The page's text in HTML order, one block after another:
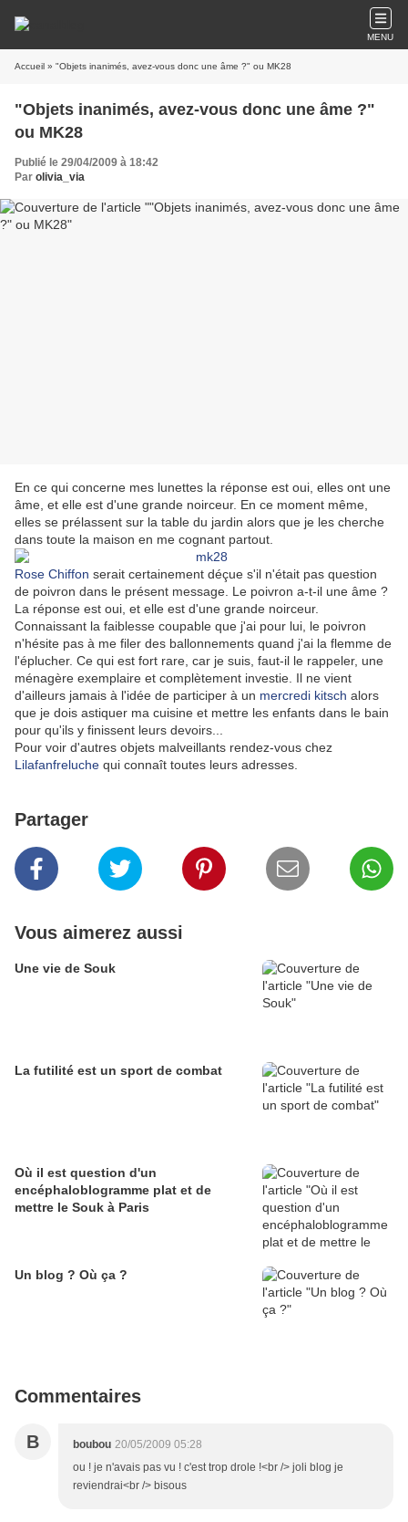
MENU
Accueil » "Objets inanimés, avez-vous donc une âme ?" ou MK28
"Objets inanimés, avez-vous donc une âme ?"
ou MK28
Publié le 29/04/2009 à 18:42
Par olivia_via
En ce qui concerne mes lunettes la réponse est oui, elles ont une
âme, et elle est d'une grande noirceur. En ce moment même,
elles se prélassent sur la table du jardin alors que je les cherche
dans toute la maison en me cognant partout.
Rose Chiffon serait certainement déçue s'il n'était pas question
de poivron dans le présent message. Le poivron a-t-il une âme ?
La réponse est oui, et elle est d'une grande noirceur.
Connaissant la faiblesse coupable que j'ai pour lui, le poivron
n'hésite pas à me filer des ballonnements quand j'ai la flemme de
l'éplucher. Ce qui est fort rare, car je suis, faut-il le rappeler, une
ménagère exemplaire et complètement investie. Il ne vient
d'ailleurs jamais à l'idée de participer à un mercredi kitsch alors
que je dois astiquer ma cuisine et mettre les enfants dans le bain
pour qu'ils y finissent leurs devoirs...
Pour voir d'autres objets malveillants rendez-vous chez
Lilafanfreluche qui connaît toutes leurs adresses.
Partager
Vous aimerez aussi
Une vie de Souk
La futilité est un sport de combat
Où il est question d'un
encéphaloblogramme plat et de
mettre le Souk à Paris
Un blog ? Où ça ?
Commentaires
B boubou 20/05/2009 05:28
ou ! je n'avais pas vu ! c'est trop drole !<br /> joli blog je
reviendrai<br /> bisous